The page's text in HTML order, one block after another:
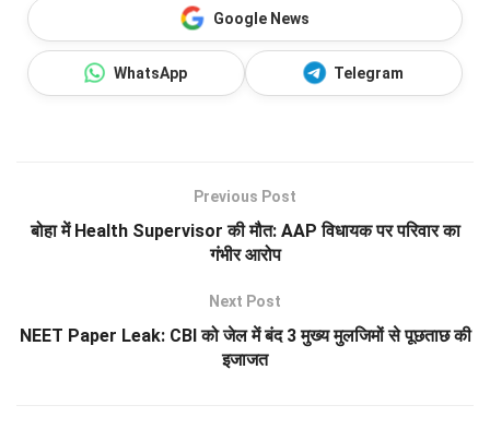
Google News
WhatsApp Telegram
Previous Post
बोहा में Health Supervisor की मौत: AAP विधायक पर परिवार का
गंभीर आरोप
Next Post
NEET Paper Leak: CBI को जेल में बंद 3 मुख्य मुलजिमों से पूछताछ की
इजाजत